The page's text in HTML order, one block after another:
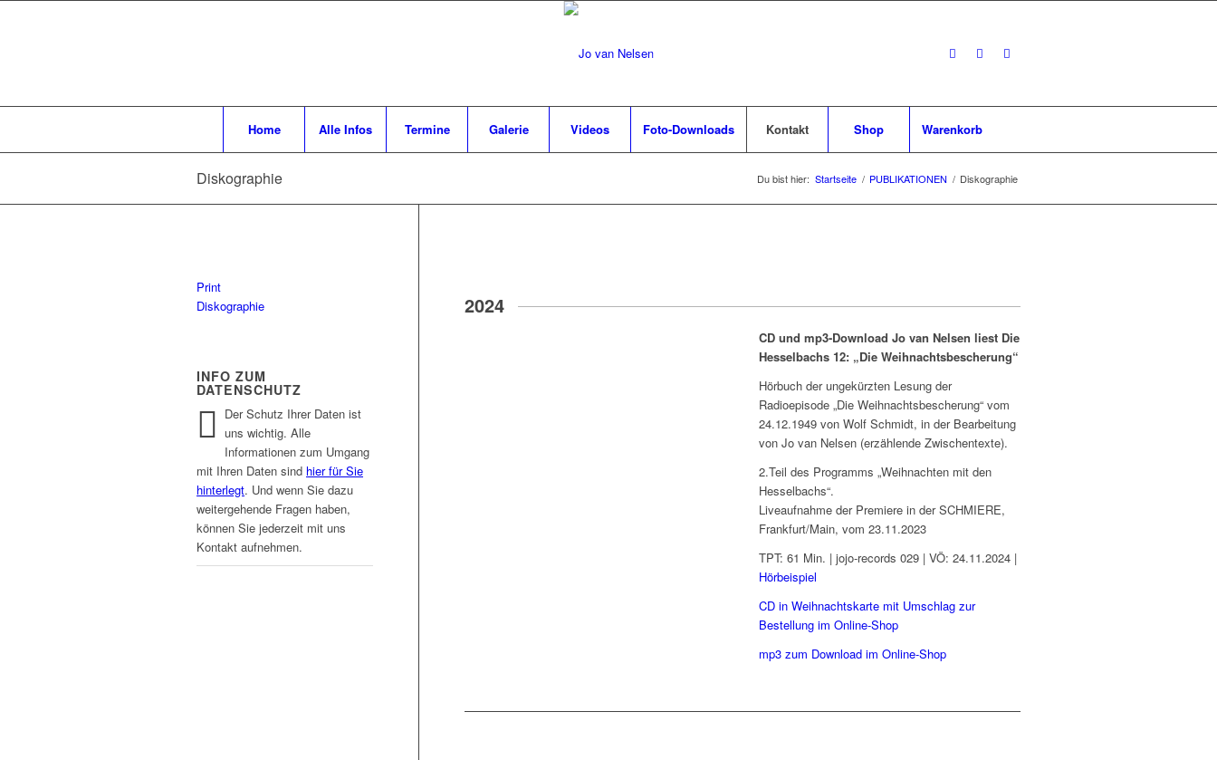
Home Alle Infos Termine Galerie Videos Foto-Downloads Kontakt Shop Warenkorb
Diskographie Du bist hier: Startseite / PUBLIKATIONEN / Diskographie
2024
CD und mp3-Download Jo van Nelsen liest Die
Hesselbachs 12: „Die Weihnachtsbescherung“
Hörbuch der ungekürzten Lesung der
Radioepisode „Die Weihnachtsbescherung“ vom
24.12.1949 von Wolf Schmidt, in der Bearbeitung
von Jo van Nelsen (erzählende Zwischentexte).
2.Teil des Programms „Weihnachten mit den
Hesselbachs“.
Liveaufnahme der Premiere in der SCHMIERE,
Frankfurt/Main, vom 23.11.2023
TPT: 61 Min. | jojo-records 029 | VÖ: 24.11.2024 |
Hörbeispiel
CD in Weihnachtskarte mit Umschlag zur
Bestellung im Online-Shop
mp3 zum Download im Online-Shop
Print
Diskographie
INFO ZUM
DATENSCHUTZ
Der Schutz Ihrer Daten ist
uns wichtig. Alle
Informationen zum Umgang
mit Ihren Daten sind hier für Sie
hinterlegt. Und wenn Sie dazu
weitergehende Fragen haben,
können Sie jederzeit mit uns
Kontakt aufnehmen.